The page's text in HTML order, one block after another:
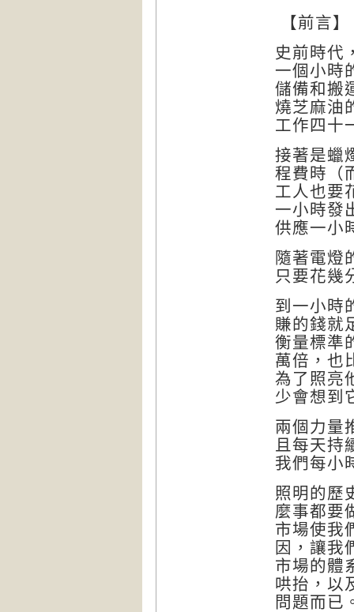
【前言】
史前時代
一個小時
儲備和搬
燒芝麻油
工作四十
接著是蠟
程費時（
工人也要
一小時發
供應一小
隨著電燈
只要花幾
到一小時
賺的錢就
衡量標準
萬倍，也
為了照亮
少會想到
兩個力量
且每天持
我們每小
照明的歷
麼事都要
市場使我
因，讓我
市場的體
哄抬，以
問題而已